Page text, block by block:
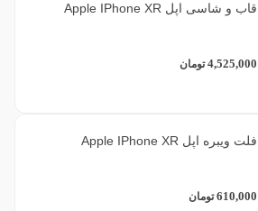
قاب و شاسی اپل Apple IPhone XR
4,525,000 تومان
فلت ویبره اپل Apple IPhone XR
610,000 تومان